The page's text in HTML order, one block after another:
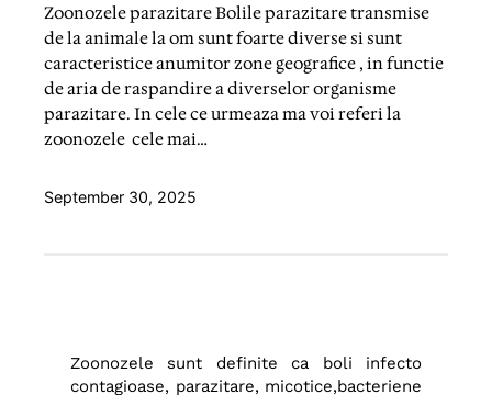
Zoonozele parazitare Bolile parazitare transmise
de la animale la om sunt foarte diverse si sunt
caracteristice anumitor zone geografice , in functie
de aria de raspandire a diverselor organisme
parazitare. In cele ce urmeaza ma voi referi la
zoonozele cele mai…
September 30, 2025
Zoonozele sunt definite ca boli infecto
contagioase, parazitare, micotice,bacteriene